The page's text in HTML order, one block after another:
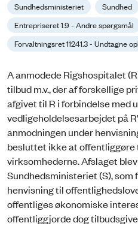
Sundhedsministeriet
Sundhed
Entrepriseret 1.9 - Andre spørgsmål
Forvaltningsret 11241.3 - Undtagne
A anmodede Rigshospitalet
tilbud m.v., der af forskellige
afgivet til R i forbindelse med
vedligeholdelsesarbejdet på
anmodningen under
besluttet ikke at
virksomhederne. Afslaget
Sundhedsministeriet (S),
henvisning til
offentliges økonomiske
offentliggjorde dog